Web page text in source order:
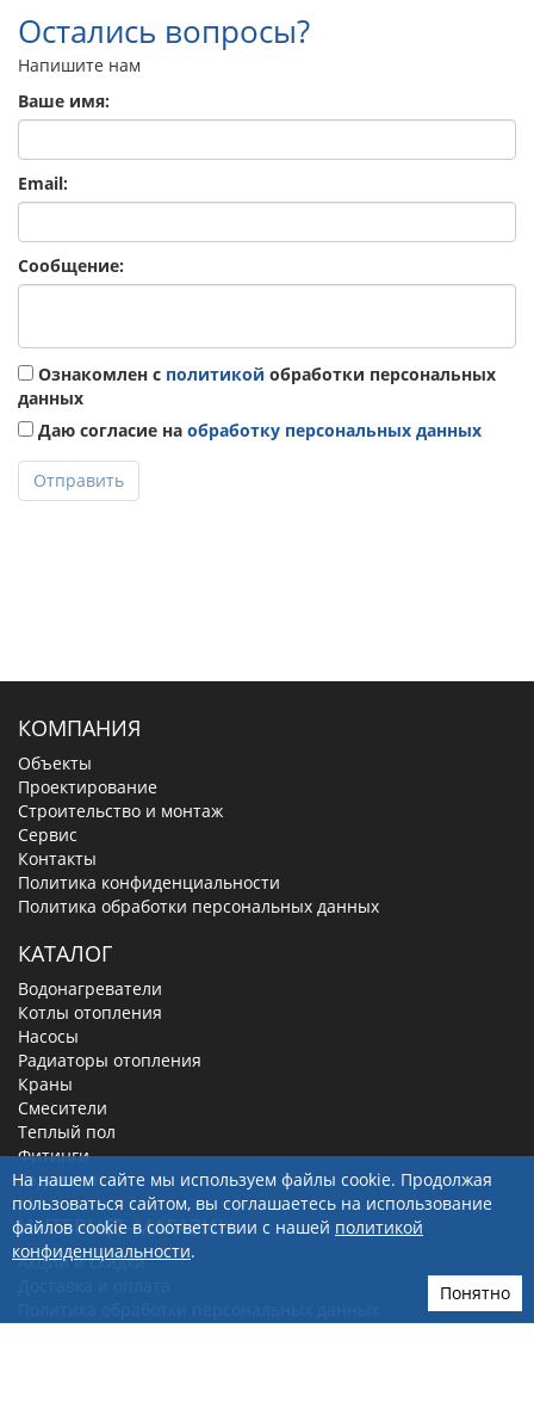
Остались вопросы?
Напишите нам
Ваше имя:
Email:
Сообщение:
Ознакомлен с политикой обработки персональных
данных
Даю согласие на обработку персональных данных
Отправить
КОМПАНИЯ
Объекты
Проектирование
Строительство и монтаж
Сервис
Контакты
Политика конфиденциальности
Политика обработки персональных данных
КАТАЛОГ
Водонагреватели
Котлы отопления
Насосы
Радиаторы отопления
Краны
Смесители
Теплый пол
Фитинги
Задвижки
ИНТЕРНЕТ-МАГАЗИН
Акции и скидки
На нашем сайте мы используем файлы cookie. Продолжая
пользоваться сайтом, вы соглашаетесь на использование
файлов cookie в соответствии с нашей политикой
конфиденциальности.
Понятно